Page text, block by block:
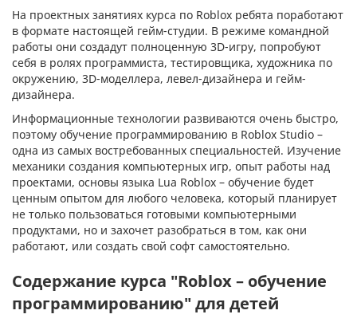
На проектных занятиях курса по Roblox ребята поработают
в формате настоящей гейм-студии. В режиме командной
работы они создадут полноценную 3D-игру, попробуют
себя в ролях программиста, тестировщика, художника по
окружению, 3D-моделлера, левел-дизайнера и гейм-
дизайнера.
Информационные технологии развиваются очень быстро,
поэтому обучение программированию в Roblox Studio –
одна из самых востребованных специальностей. Изучение
механики создания компьютерных игр, опыт работы над
проектами, основы языка Lua Roblox – обучение будет
ценным опытом для любого человека, который планирует
не только пользоваться готовыми компьютерными
продуктами, но и захочет разобраться в том, как они
работают, или создать свой софт самостоятельно.
Содержание курса "Roblox – обучение
программированию" для детей